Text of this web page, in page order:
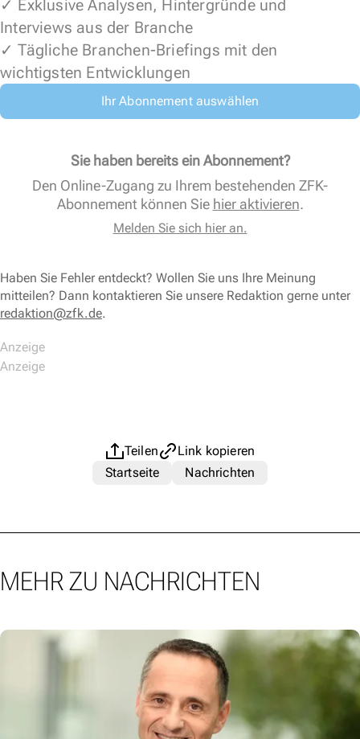
✓ Exklusive Analysen, Hintergründe und
Interviews aus der Branche
✓ Tägliche Branchen-Briefings mit den
wichtigsten Entwicklungen
Ihr Abonnement auswählen
Sie haben bereits ein Abonnement?
Den Online-Zugang zu Ihrem bestehenden ZFK-
Abonnement können Sie hier aktivieren.
Melden Sie sich hier an.
Haben Sie Fehler entdeckt? Wollen Sie uns Ihre Meinung
mitteilen? Dann kontaktieren Sie unsere Redaktion gerne unter
redaktion@zfk.de.
Teilen
Link kopieren
Startseite
Nachrichten
MEHR ZU NACHRICHTEN